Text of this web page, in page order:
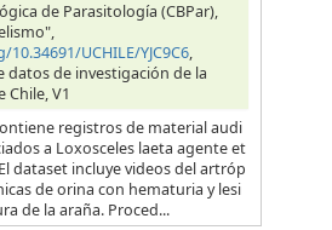
de Parasitología (CBPar),
UCHILE/YJC9C6,
datos de investigación de la
Chile, V1
registros de material audi
a Loxosceles laeta agente et
dataset incluye videos del artróp
de orina con hematuria y lesi
de la araña. Proced...